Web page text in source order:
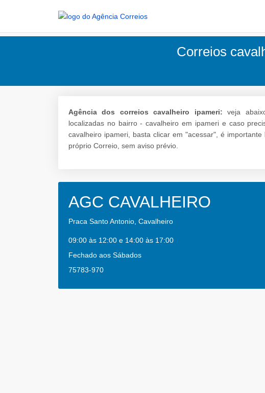
Correios
Agência dos correios cavalheiro ipameri: veja
localizadas no bairro - cavalheiro em ipameri e caso
cavalheiro ipameri, basta clicar em "acessar", é
próprio Correio, sem aviso prévio.
AGC CAVALHEIRO
Praca Santo Antonio, Cavalheiro
09:00 às 12:00 e 14:00 às 17:00
Fechado aos Sábados
75783-970